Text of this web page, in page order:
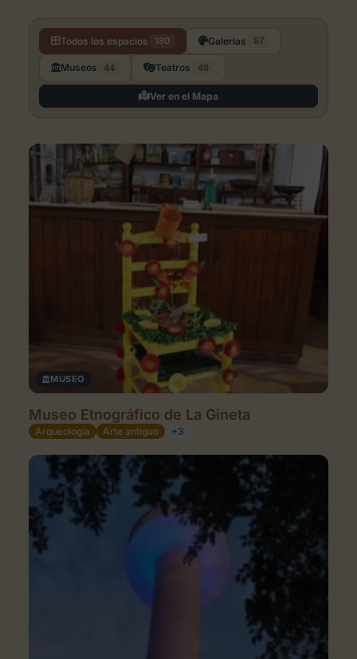
Espacios de Arte en Albacete
Todos los espacios 180 Galerías 87
Museos 44 Teatros 49
Ver en el Mapa
MUSEO
Museo Etnográfico de La Gineta
Arqueología Arte antiguo +3